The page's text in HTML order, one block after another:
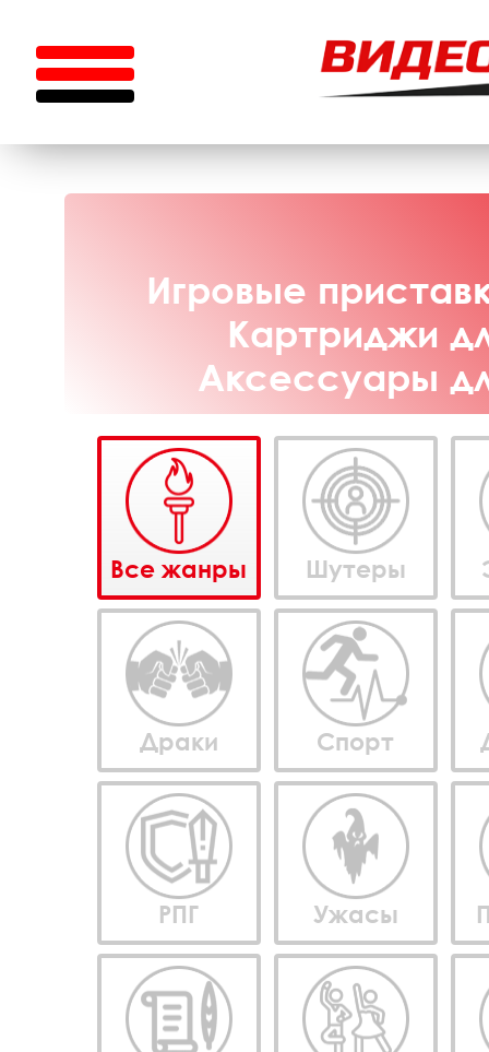
Игровые
Картриджи
Аксессуары
Все жанры Шутеры
Драки Спорт
РПГ Ужасы